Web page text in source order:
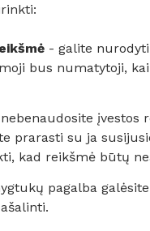
- galite
bus numatytoji,
įvestos
prarasti su ja
kad reikšmė būtų
pagalba